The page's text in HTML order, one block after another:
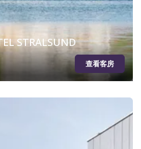
STRALSUND
查看客房